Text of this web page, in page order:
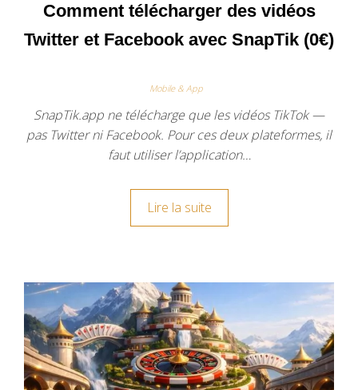
Comment télécharger des vidéos
Twitter et Facebook avec SnapTik (0€)
Mobile & App
SnapTik.app ne télécharge que les vidéos TikTok —
pas Twitter ni Facebook. Pour ces deux plateformes, il
faut utiliser l’application…
Lire la suite